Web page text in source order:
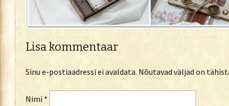
Lisa kommentaar
Sinu e-postiaadressi ei avaldata. Nõutavad väljad on
Nimi *